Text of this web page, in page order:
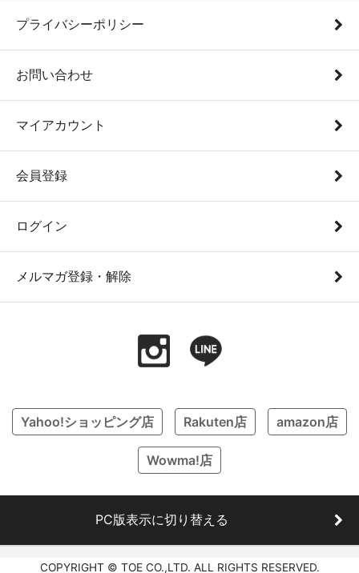
プライバシーポリシー
お問い合わせ
マイアカウント
会員登録
ログイン
メルマガ登録・解除
Yahoo!ショッピング店 Rakuten店 amazon店
Wowma!店
PC版表示に切り替える
COPYRIGHT © TOE CO.,LTD. ALL RIGHTS RESERVED.